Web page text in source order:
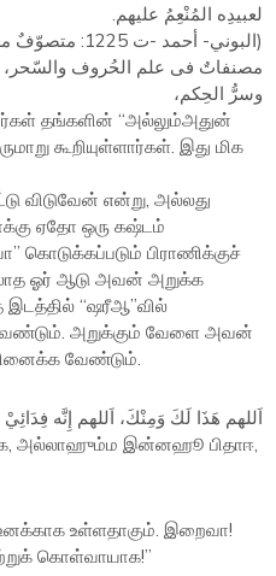
لعبيدِه المُنْعِمُ عليهم.
(البوني- أحمد -
مصنفاتٌ فى علم الحُروف
وسرُّ الحِكم،
தங்களின் “அல்லும்அதுன்
கூறியுள்ளார்கள். இது மிக
விடுவேன் என்று, அல்லது
ஏதோ ஒரு கஷ்டம்
கொடுக்கப்படும் பிராணிக்குச்
ஓர் ஆடு அவன் அறுக்க
இடத்தில் “ஷரீஆ”வில்
அறுக்கும் வேளை அவன்
வேண்டும்.
اَللهم هَذَا لَكَ وَمِنْكَ، اَللهم إِنَّه
அல்லாஹும்ம இன்னஹூ பிதாஈ,
உள்ளதாகும். இறைவா!
கொள்வாயாக!”